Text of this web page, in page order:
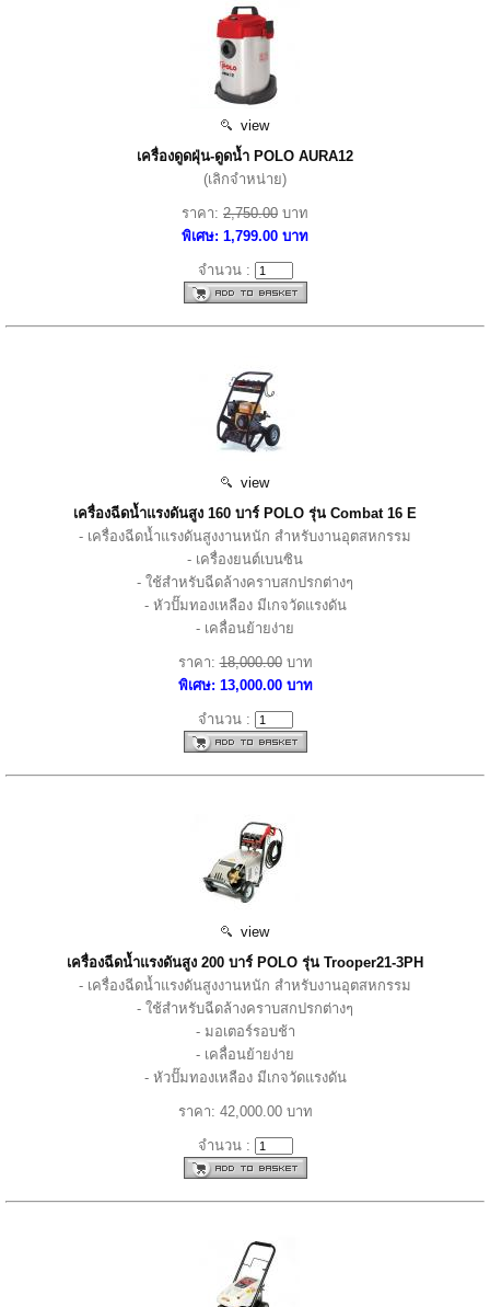
view
เครื่องดูดฝุ่น-ดูดน้ำ POLO AURA12
(เลิกจำหน่าย)
ราคา: 2,750.00 บาท
พิเศษ: 1,799.00 บาท
จำนวน :
view
เครื่องฉีดน้ำแรงดันสูง 160 บาร์ POLO รุ่น Combat 16 E
- เครื่องฉีดน้ำแรงดันสูงงานหนัก สำหรับงานอุตสหกรรม
- เครื่องยนต์เบนซิน
- ใช้สำหรับฉีดล้างคราบสกปรกต่างๆ
- หัวปั๊มทองเหลือง มีเกจวัดแรงดัน
- เคลื่อนย้ายง่าย
ราคา:18,000.00บาท
พิเศษ: 13,000.00 บาท
จำนวน :
view
เครื่องฉีดน้ำแรงดันสูง 200 บาร์ POLO รุ่น Trooper21-3PH
- เครื่องฉีดน้ำแรงดันสูงงานหนัก สำหรับงานอุตสหกรรม
- ใช้สำหรับฉีดล้างคราบสกปรกต่างๆ
- มอเตอร์รอบช้า
- เคลื่อนย้ายง่าย
- หัวปั๊มทองเหลือง มีเกจวัดแรงดัน
ราคา: 42,000.00 บาท
จำนวน :